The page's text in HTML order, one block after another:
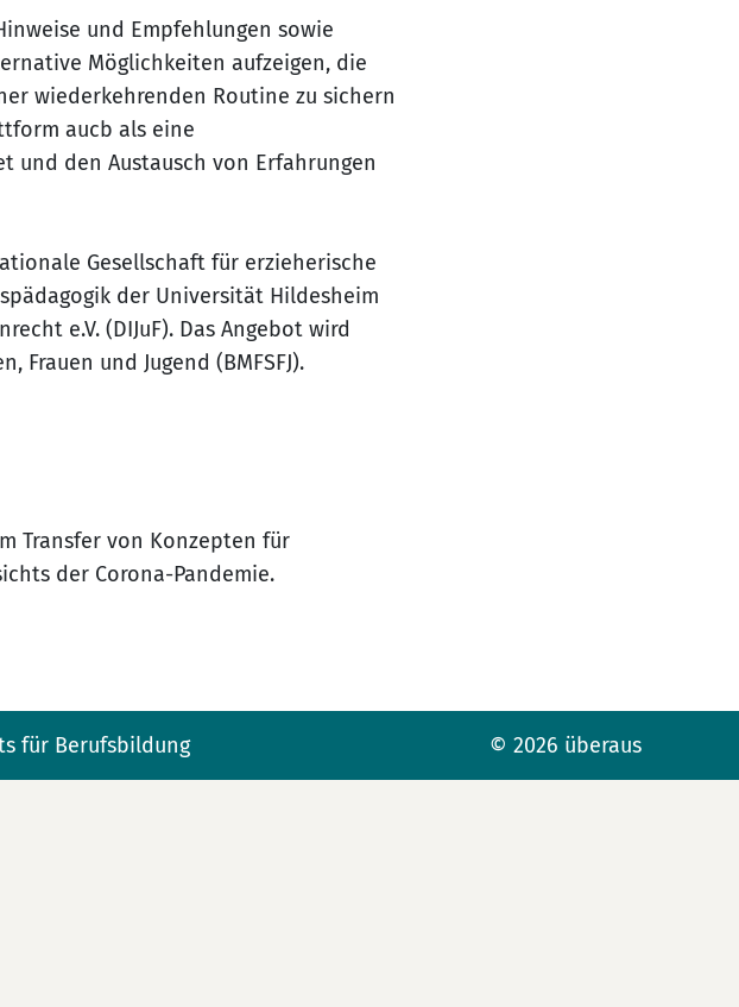
und Empfehlungen sowie
Möglichkeiten aufzeigen, die
wiederkehrenden Routine zu sichern
aucb als eine
und den Austausch von Erfahrungen
Gesellschaft für erzieherische
der Universität Hildesheim
e.V. (DIJuF). Das Angebot wird
und Jugend (BMFSFJ).
Transfer von Konzepten für
der Corona-Pandemie.
für Berufsbildung © 2026 überaus